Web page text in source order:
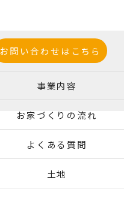
お問い合わせはこちら
事業内容
お家づくりの流れ
よくある質問
土地